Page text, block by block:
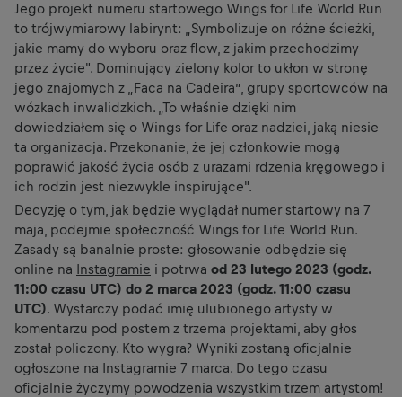
Jego projekt numeru startowego Wings for Life World Run
to trójwymiarowy labirynt: „Symbolizuje on różne ścieżki,
jakie mamy do wyboru oraz flow, z jakim przechodzimy
przez życie". Dominujący zielony kolor to ukłon w stronę
jego znajomych z „Faca na Cadeira”, grupy sportowców na
wózkach inwalidzkich. „To właśnie dzięki nim
dowiedziałem się o Wings for Life oraz nadziei, jaką niesie
ta organizacja. Przekonanie, że jej członkowie mogą
poprawić jakość życia osób z urazami rdzenia kręgowego i
ich rodzin jest niezwykle inspirujące".
Decyzję o tym, jak będzie wyglądał numer startowy na 7
maja, podejmie społeczność Wings for Life World Run.
Zasady są banalnie proste: głosowanie odbędzie się
online na Instagramie i potrwa od 23 lutego 2023 (godz.
11:00 czasu UTC) do 2 marca 2023 (godz. 11:00 czasu
UTC). Wystarczy podać imię ulubionego artysty w
komentarzu pod postem z trzema projektami, aby głos
został policzony. Kto wygra? Wyniki zostaną oficjalnie
ogłoszone na Instagramie 7 marca. Do tego czasu
oficjalnie życzymy powodzenia wszystkim trzem artystom!